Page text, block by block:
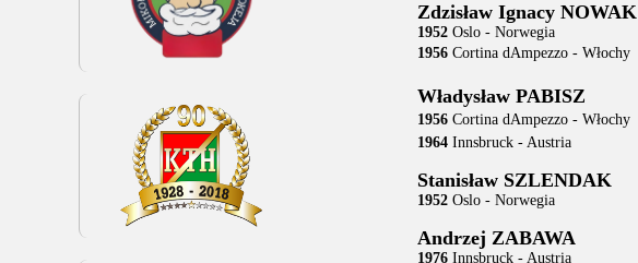
Zdzisław Ignacy NOWAK
1952Oslo - Norwegia
1956Cortina dAmpezzo - Włochy
Władysław PABISZ
1956Cortina dAmpezzo - Włochy
1964Innsbruck - Austria
Stanisław SZLENDAK
1952Oslo - Norwegia
Andrzej ZABAWA
1976Innsbruck - Austria